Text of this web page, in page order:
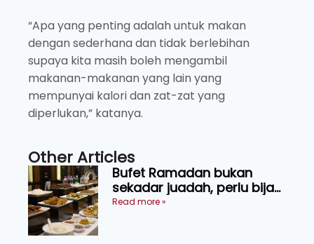
“Apa yang penting adalah untuk makan
dengan sederhana dan tidak berlebihan
supaya kita masih boleh mengambil
makanan-makanan yang lain yang
mempunyai kalori dan zat-zat yang
diperlukan,” katanya.
Other Articles
Bufet Ramadan bukan
sekadar juadah, perlu bijak
memilih dan selamat
Read more »